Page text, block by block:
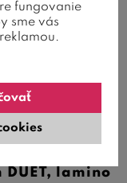
DUET, lamino
fungovanie
sme vás